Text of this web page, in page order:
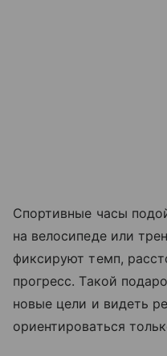
Спортивные часы
на велосипеде или
фиксируют темп,
прогресс. Такой
новые цели и видеть
ориентироваться